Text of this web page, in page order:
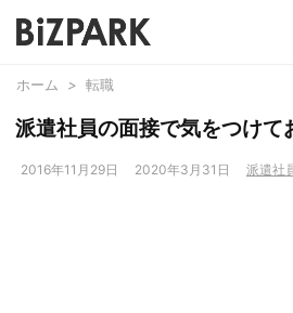
ホーム > 転職
派遣社員の面接で気をつけて
2016年11月29日 2020年3月31日 派遣社